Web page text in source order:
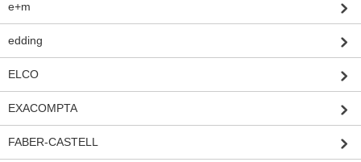
e+m
edding
ELCO
EXACOMPTA
FABER-CASTELL